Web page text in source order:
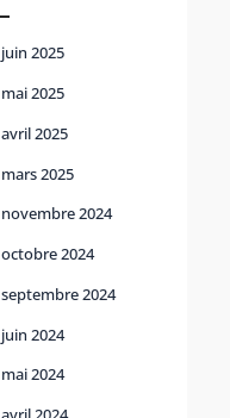
juin 2025
mai 2025
avril 2025
mars 2025
novembre 2024
octobre 2024
septembre 2024
juin 2024
mai 2024